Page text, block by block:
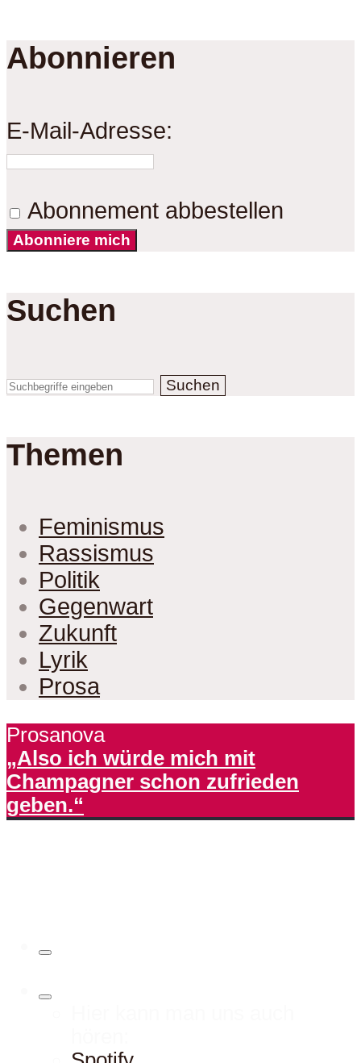
Abonnieren
E-Mail-Adresse:
Abonnement abbestellen
Abonniere mich
Suchen
Suchen
Themen
Feminismus
Rassismus
Politik
Gegenwart
Zukunft
Lyrik
Prosa
Prosanova
„Also ich würde mich mit
Champagner schon zufrieden
geben.“